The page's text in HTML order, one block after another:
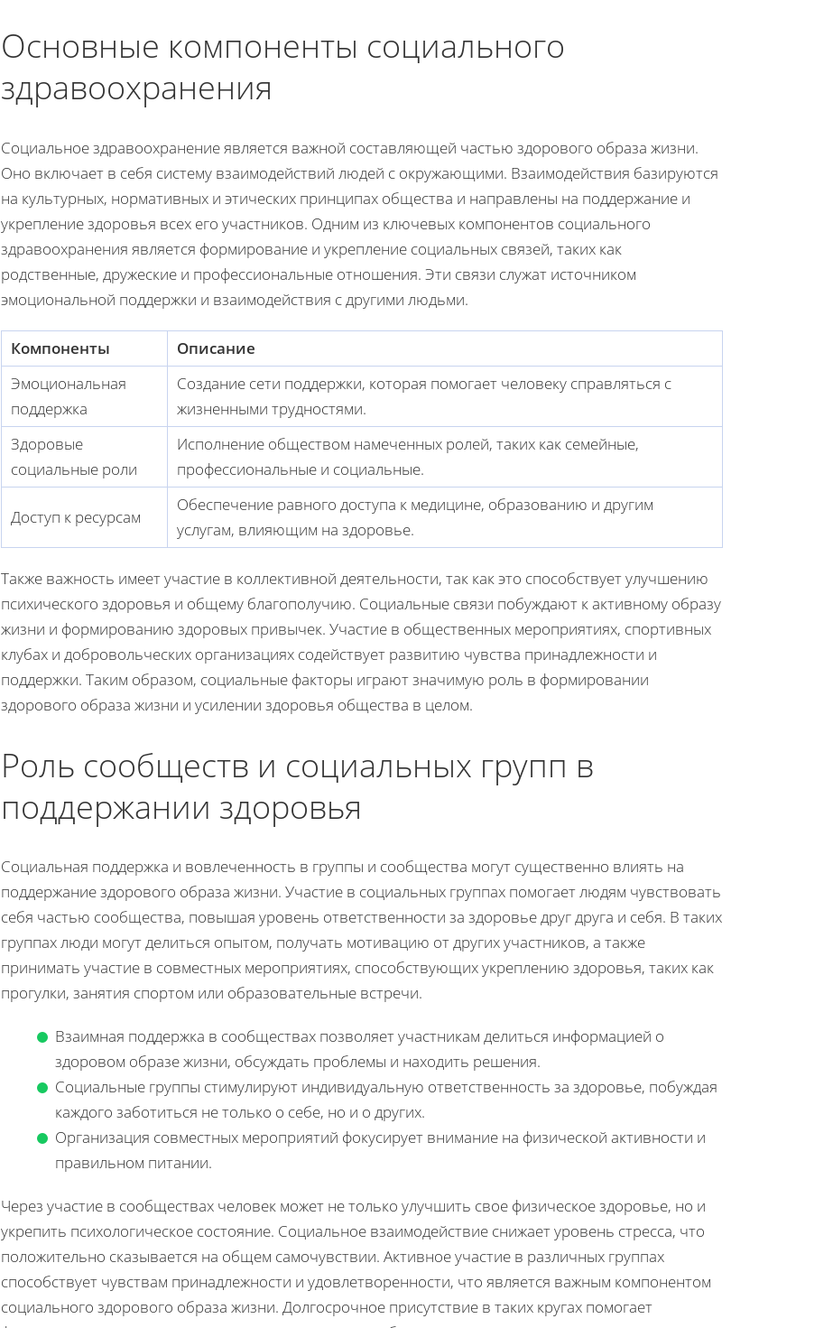
Основные компоненты социального
здравоохранения
Социальное здравоохранение является важной составляющей частью здорового образа жизни.
Оно включает в себя систему взаимодействий людей с окружающими. Взаимодействия базируются
на культурных, нормативных и этических принципах общества и направлены на поддержание и
укрепление здоровья всех его участников. Одним из ключевых компонентов социального
здравоохранения является формирование и укрепление социальных связей, таких как
родственные, дружеские и профессиональные отношения. Эти связи служат источником
эмоциональной поддержки и взаимодействия с другими людьми.
Компоненты
Описание
Эмоциональная
поддержка
Создание сети поддержки, которая помогает человеку справляться с
жизненными трудностями.
Здоровые
социальные роли
Исполнение обществом намеченных ролей, таких как семейные,
профессиональные и социальные.
Доступ к ресурсам
Обеспечение равного доступа к медицине, образованию и другим
услугам, влияющим на здоровье.
Также важность имеет участие в коллективной деятельности, так как это способствует улучшению
психического здоровья и общему благополучию. Социальные связи побуждают к активному образу
жизни и формированию здоровых привычек. Участие в общественных мероприятиях, спортивных
клубах и добровольческих организациях содействует развитию чувства принадлежности и
поддержки. Таким образом, социальные факторы играют значимую роль в формировании
здорового образа жизни и усилении здоровья общества в целом.
Роль сообществ и социальных групп в
поддержании здоровья
Социальная поддержка и вовлеченность в группы и сообщества могут существенно влиять на
поддержание здорового образа жизни. Участие в социальных группах помогает людям чувствовать
себя частью сообщества, повышая уровень ответственности за здоровье друг друга и себя. В таких
группах люди могут делиться опытом, получать мотивацию от других участников, а также
принимать участие в совместных мероприятиях, способствующих укреплению здоровья, таких как
прогулки, занятия спортом или образовательные встречи.
Взаимная поддержка в сообществах позволяет участникам делиться информацией о
здоровом образе жизни, обсуждать проблемы и находить решения.
Социальные группы стимулируют индивидуальную ответственность за здоровье, побуждая
каждого заботиться не только о себе, но и о других.
Организация совместных мероприятий фокусирует внимание на физической активности и
правильном питании.
Через участие в сообществах человек может не только улучшить свое физическое здоровье, но и
укрепить психологическое состояние. Социальное взаимодействие снижает уровень стресса, что
положительно сказывается на общем самочувствии. Активное участие в различных группах
способствует чувствам принадлежности и удовлетворенности, что является важным компонентом
социального здорового образа жизни. Долгосрочное присутствие в таких кругах помогает